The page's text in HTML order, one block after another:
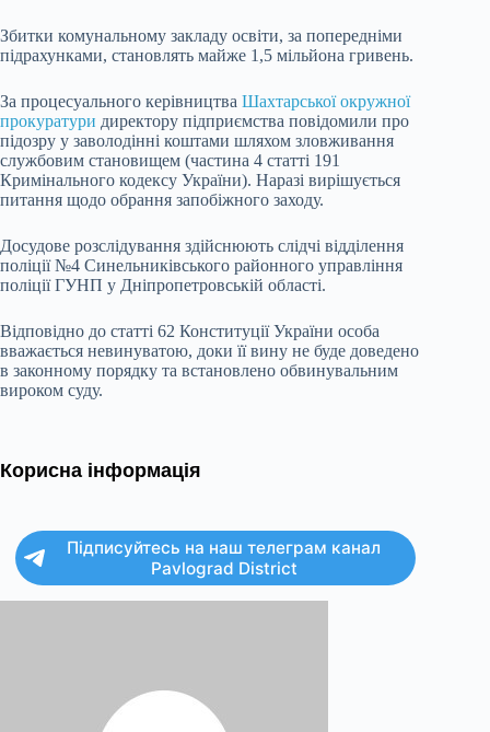
Збитки комунальному закладу освіти, за попередніми
підрахунками, становлять майже 1,5 мільйона гривень.
За процесуального керівництва Шахтарської окружної
прокуратури директору підприємства повідомили про
підозру у заволодінні коштами шляхом зловживання
службовим становищем (частина 4 статті 191
Кримінального кодексу України). Наразі вирішується
питання щодо обрання запобіжного заходу.
Досудове розслідування здійснюють слідчі відділення
поліції №4 Синельниківського районного управління
поліції ГУНП у Дніпропетровській області.
Відповідно до статті 62 Конституції України особа
вважається невинуватою, доки її вину не буде доведено
в законному порядку та встановлено обвинувальним
вироком суду.
Корисна інформація
Підписуйтесь на наш телеграм канал
Pavlograd District